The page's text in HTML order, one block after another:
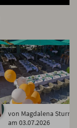
von Magdalena Sturm
am 03.07.2026